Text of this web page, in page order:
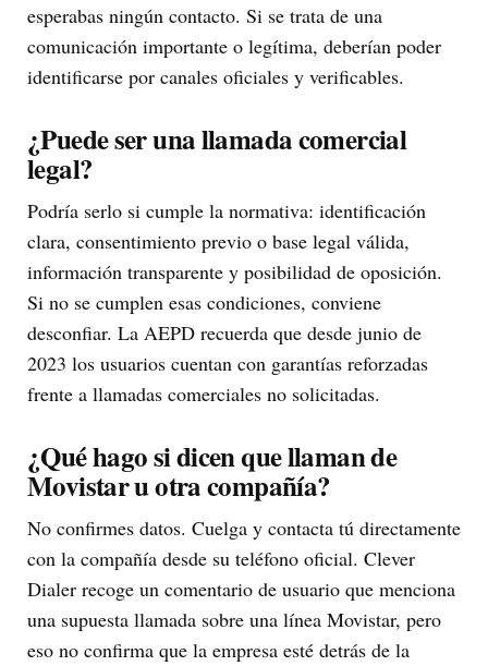
esperabas ningún contacto. Si se trata de una
comunicación importante o legítima, deberían poder
identificarse por canales oficiales y verificables.
¿Puede ser una llamada comercial
legal?
Podría serlo si cumple la normativa: identificación
clara, consentimiento previo o base legal válida,
información transparente y posibilidad de oposición.
Si no se cumplen esas condiciones, conviene
desconfiar. La AEPD recuerda que desde junio de
2023 los usuarios cuentan con garantías reforzadas
frente a llamadas comerciales no solicitadas.
¿Qué hago si dicen que llaman de
Movistar u otra compañía?
No confirmes datos. Cuelga y contacta tú directamente
con la compañía desde su teléfono oficial. Clever
Dialer recoge un comentario de usuario que menciona
una supuesta llamada sobre una línea Movistar, pero
eso no confirma que la empresa esté detrás de la